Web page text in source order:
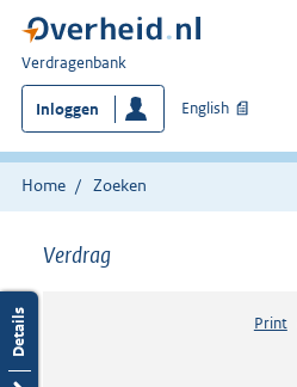
U
bent
hier:
Verdragenbank
Inloggen English
Home Zoeken
Verdrag
Print